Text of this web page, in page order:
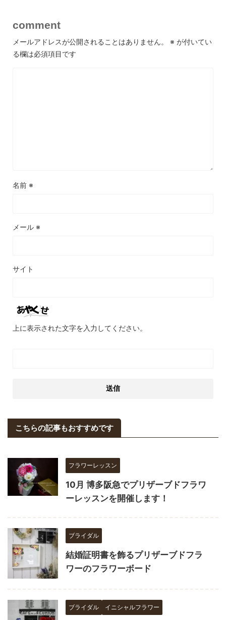
comment
メールアドレスが公開されることはありません。 ※ が付いてい
る欄は必須項目です
名前 ※
メール ※
サイト
上に表示された文字を入力してください。
こちらの記事もおすすめです
フラワーレッスン
10月 博多阪急でプリザーブドフラワ
ーレッスンを開催します！
ブライダル
結婚証明書を飾るプリザーブドフラ
ワーのフラワーボード
ブライダル イニシャルフラワー